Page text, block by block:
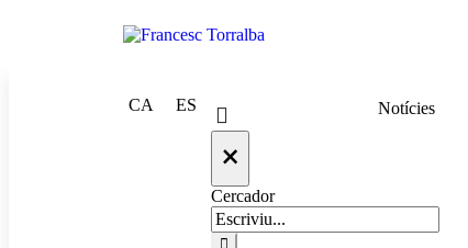
CA ES
×
Cercador
Notícies